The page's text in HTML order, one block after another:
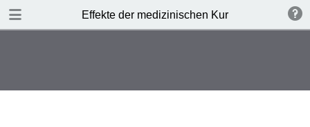
Effekte der medizinischen Kur
TABLE OF CONTENTS